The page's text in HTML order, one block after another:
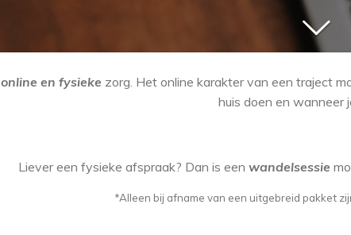
online en fysieke zorg. Het online karakter van een traject
huis doen en wanneer
Liever een fysieke afspraak? Dan is een wandelsessie
*Alleen bij afname van een uitgebreid pakket